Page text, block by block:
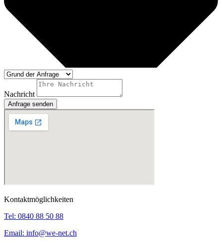
Nachricht
Anfrage senden
Kontaktmöglichkeiten
Tel: 0840 88 50 88
Email: info@we-net.ch